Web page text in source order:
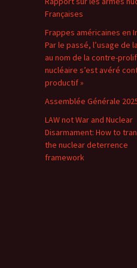
Françaises
Frappes américaines en
Par le passé, l’usage de
au nom de la contre-
nucléaire s’est avéré
productif »
Assemblée Générale
LAW not War and Nuclear
Disarmament: How to
the nuclear deterrence
framework